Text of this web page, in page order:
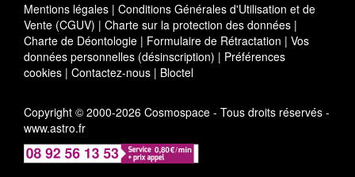
Mentions légales | Conditions Générales d'Utilisation et de
Vente (CGUV) | Charte sur la protection des données |
Charte de Déontologie | Formulaire de Rétractation | Vos
données personnelles (désinscription) | Préférences
cookies | Contactez-nous | Bloctel
Copyright © 2000-2026 Cosmospace - Tous droits réservés -
www.astro.fr